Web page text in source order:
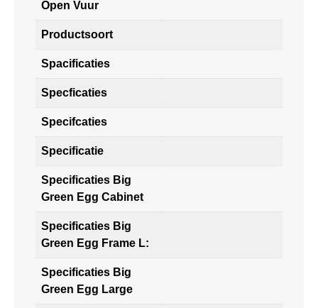
Open Vuur
Productsoort
Spacificaties
Specficaties
Specifcaties
Specificatie
Specificaties Big
Green Egg Cabinet
Specificaties Big
Green Egg Frame L:
Specificaties Big
Green Egg Large